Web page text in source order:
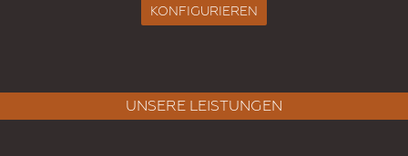
KONFIGURIEREN
UNSERE LEISTUNGEN